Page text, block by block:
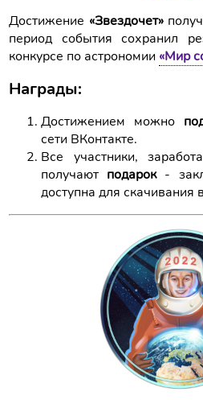
Достижение «Звездочет»
период события сохранил
конкурсе по астрономии «Мир
Награды:
Достижением можно
сети ВКонтакте.
Все участники,
получают подарок-
доступна для скачивания